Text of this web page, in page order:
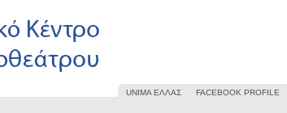
UΝΙΜΑ ΕΛΛΑΣ FACEBOOK PROFILE